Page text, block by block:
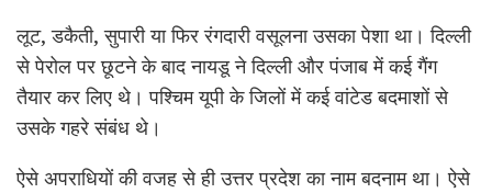
लूट, डकैती, सुपारी या फिर रंगदारी वसूलना उसका पेशा था। दिल्ली
से पेरोल पर छूटने के बाद नायडू ने दिल्ली और पंजाब में कई गैंग
तैयार कर लिए थे। पश्चिम यूपी के जिलों में कई वांटेड बदमाशों से
उसके गहरे संबंध थे।
ऐसे अपराधियों की वजह से ही उत्तर प्रदेश का नाम बदनाम था। ऐसे